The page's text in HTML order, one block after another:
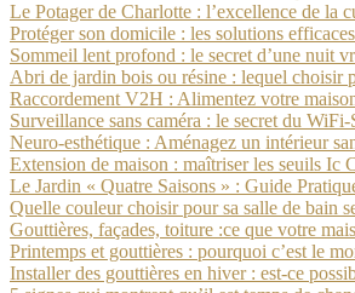
Le Potager de Charlotte : l’excellence de la
Protéger son domicile : les solutions
Sommeil lent profond : le secret d’une nuit
Abri de jardin bois ou résine : lequel choisir
Raccordement V2H : Alimentez votre
Surveillance sans caméra : le secret du
Neuro-esthétique : Aménagez un intérieur
Extension de maison : maîtriser les seuils Ic
Le Jardin « Quatre Saisons » : Guide
Quelle couleur choisir pour sa salle de bain
Gouttières, façades, toiture :ce que votre
Printemps et gouttières : pourquoi c’est le
Installer des gouttières en hiver : est-ce